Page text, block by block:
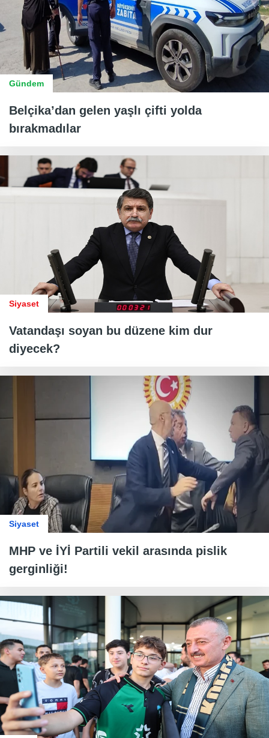
Gündem
Belçika’dan gelen yaşlı çifti yolda
bırakmadılar
Siyaset
Vatandaşı soyan bu düzene kim dur
diyecek?
Siyaset
MHP ve İYİ Partili vekil arasında pislik
gerginliği!